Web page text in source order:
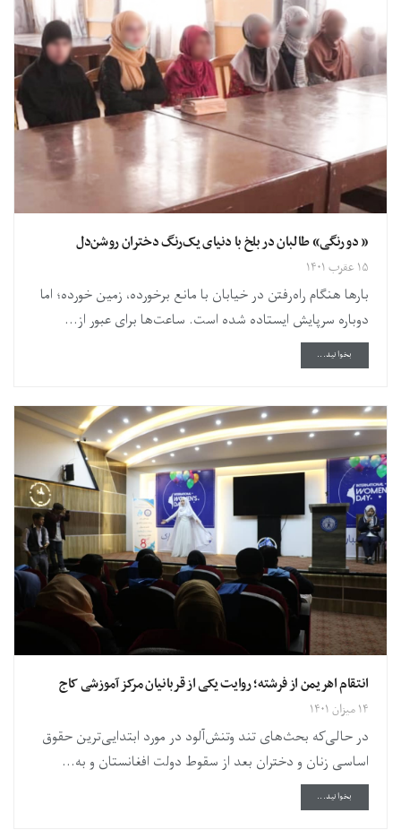
« دو رنگی» طالبان در بلخ با دنیای یک‌رنگ دختران روشن‌دل
۱۵ عقرب ۱۴۰۱
بارها هنگام راه‌رفتن در خیابان با مانع برخورده، زمین خورده؛ اما
دوباره سرپایش ایستاده شده است. ساعت‌ها برای عبور از...
بخوانید...
انتقام اهریمن از فرشته؛ روایت یکی از قربانیان مرکز آموزشی کاج
۱۴ میزان ۱۴۰۱
در حالی‌که بحث‌های تند وتنش‌آلود در مورد ابتدایی‌ترین حقوق
اساسی زنان و دختران بعد از سقوط دولت افغانستان و به...
بخوانید...